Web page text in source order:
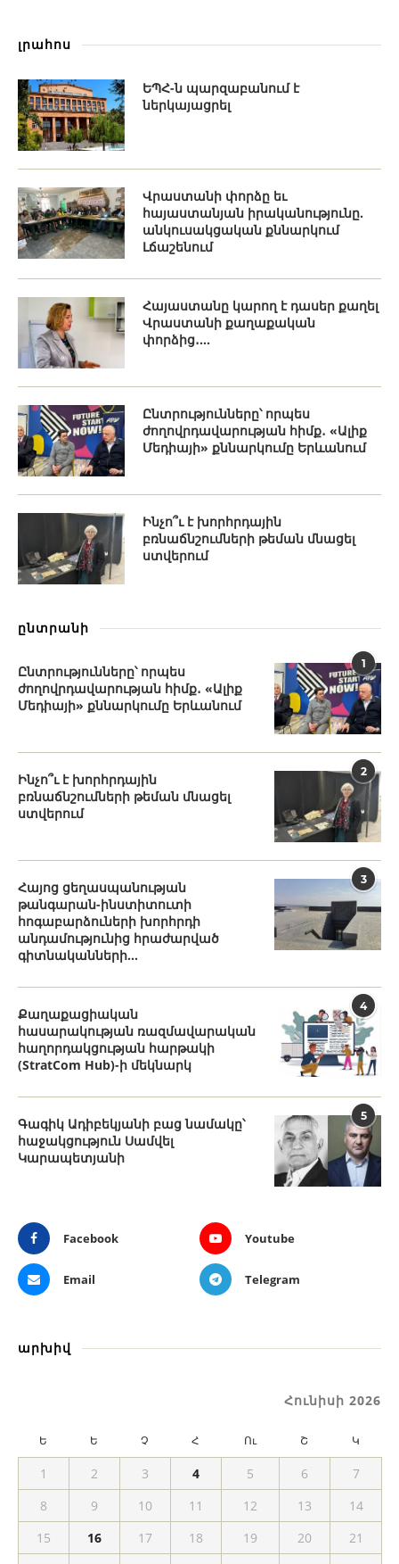
լրահոս
ԵՊՀ-ն պարզաբանում է
ներկայացրել
Վրաստանի փորձը եւ
հայաստանյան իրականությունը.
անկուսակցական քննարկում
Լճաշենում
Հայաստանը կարող է դասեր քաղել
Վրաստանի քաղաքական
փորձից․...
Ընտրությունները՝ որպես
ժողովրդավարության հիմք․ «Ալիք
Մեդիայի» քննարկումը Երևանում
Ինչո՞ւ է խորհրդային
բռնաճնշումների թեման մնացել
ստվերում
ընտրանի
1
Ընտրությունները՝ որպես
ժողովրդավարության հիմք․ «Ալիք
Մեդիայի» քննարկումը Երևանում
2
Ինչո՞ւ է խորհրդային
բռնաճնշումների թեման մնացել
ստվերում
3
Հայոց ցեղասպանության
թանգարան-ինստիտուտի
հոգաբարձուների խորհրդի
անդամությունից հրաժարված
գիտնականների...
4
Քաղաքացիական
հասարակության ռազմավարական
հաղորդակցության հարթակի
(StratCom Hub)-ի մեկնարկ
5
Գագիկ Ադիբեկյանի բաց նամակը՝
հաջակցություն Սամվել
Կարապետյանի
Facebook Youtube
Email Telegram
արխիվ
Հունիսի 2026
Ե Ե Չ Հ Ու Շ Կ
1 2 3 4 5 6
7
8
9 10 11 12 13
14
15
16 17 18 19 20
21